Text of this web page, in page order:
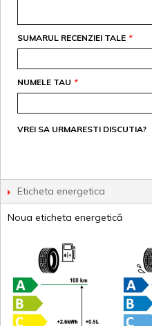
*
SUMARUL RECENZIEI TALE
*
NUMELE TAU
VREI SA URMARESTI DISCUTIA?
Eticheta energetica
Noua eticheta energetică